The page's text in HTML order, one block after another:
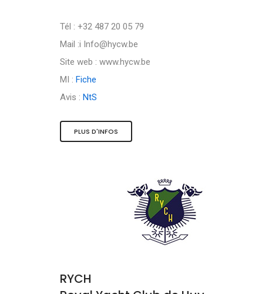
Tél : +32 487 20 05 79
Mail :i Info@hycw.be
Site web : www.hycw.be
MI : Fiche
Avis : NtS
PLUS D'INFOS
RYCH